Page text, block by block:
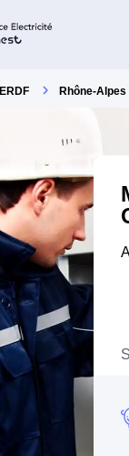
ERDF Rhône-Alpes